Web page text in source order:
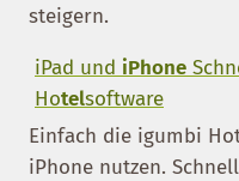
steigern.
iPad und iPhone
Hotelsoftware
Einfach die igumbi
iPhone nutzen.